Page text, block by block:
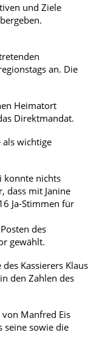
und Ziele
an. Die
Heimatort
Direktmandat.
als wichtige
konnte nichts
dass mit Janine
Ja-Stimmen für
des
gewählt.
Kassierers Klaus
den Zahlen des
von Manfred Eis
seine sowie die